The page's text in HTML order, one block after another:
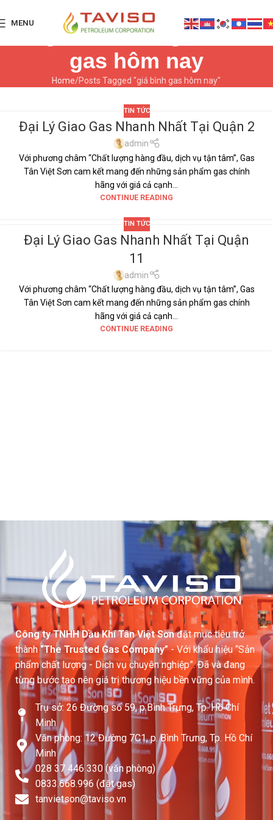
MENUTag Archives: giá bình
gas hôm nay
Home Posts Tagged "giá bình gas hôm nay"
29
TIN TỨC
Đại Lý Giao Gas Nhanh Nhất Tại Quận 2
admin
Với phương châm “Chất lượng hàng đầu, dịch vụ tận tâm”, Gas
Tân Việt Sơn cam kết mang đến những sản phẩm gas chính
hãng với giá cả cạnh...
CONTINUE READING
TIN TỨC
Đại Lý Giao Gas Nhanh Nhất Tại Quận
11
admin
Với phương châm “Chất lượng hàng đầu, dịch vụ tận tâm”, Gas
Tân Việt Sơn cam kết mang đến những sản phẩm gas chính
hãng với giá cả cạnh...
CONTINUE READING
Công ty TNHH Dầu Khí Tân Việt Sơnđặt mục tiêu trở
thành “The Trusted Gas Company”- Với khẩu hiệu “Sản
phẩm chất lượng - Dịch vụ chuyên nghiệp”. Đã và đang
từng bước tạo nên giá trị thương hiệu bền vững của mình.
Trụ sở: 26 Đường số 59, p.Bình Trưng, Tp. Hồ Chí
Minh
Văn phòng: 12 Đường 7C1, p. Bình Trưng, Tp. Hồ Chí
Minh
028 37 446 330 (văn phòng)
0833.668.996 (đặt gas)
tanvietson@taviso.vn​